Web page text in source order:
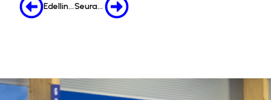
Edellinen Seuraava